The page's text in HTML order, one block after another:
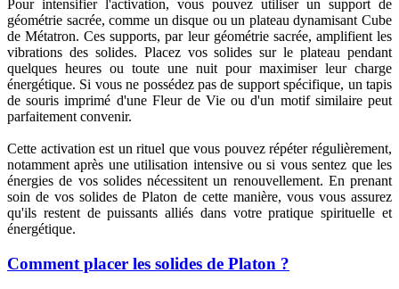
Pour intensifier l'activation, vous pouvez utiliser un support de
géométrie sacrée, comme un disque ou un plateau dynamisant Cube
de Métatron. Ces supports, par leur géométrie sacrée, amplifient les
vibrations des solides. Placez vos solides sur le plateau pendant
quelques heures ou toute une nuit pour maximiser leur charge
énergétique. Si vous ne possédez pas de support spécifique, un tapis
de souris imprimé d'une Fleur de Vie ou d'un motif similaire peut
parfaitement convenir.
Cette activation est un rituel que vous pouvez répéter régulièrement,
notamment après une utilisation intensive ou si vous sentez que les
énergies de vos solides nécessitent un renouvellement. En prenant
soin de vos solides de Platon de cette manière, vous vous assurez
qu'ils restent de puissants alliés dans votre pratique spirituelle et
énergétique.
Comment placer les solides de Platon ?